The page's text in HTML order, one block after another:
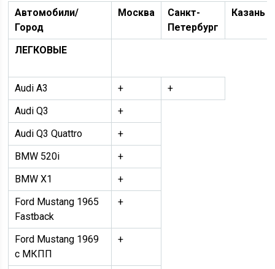
Автомобили/
Город
Москва
Санкт-
Петербург
Казань
ЛЕГКОВЫЕ
Audi A3 +
+
Audi Q3
+
Audi Q3 Quattro
+
BMW 520i
+
BMW Х1
+
Ford Mustang 1965
Fastback
+
Ford Mustang 1969
с МКПП
+